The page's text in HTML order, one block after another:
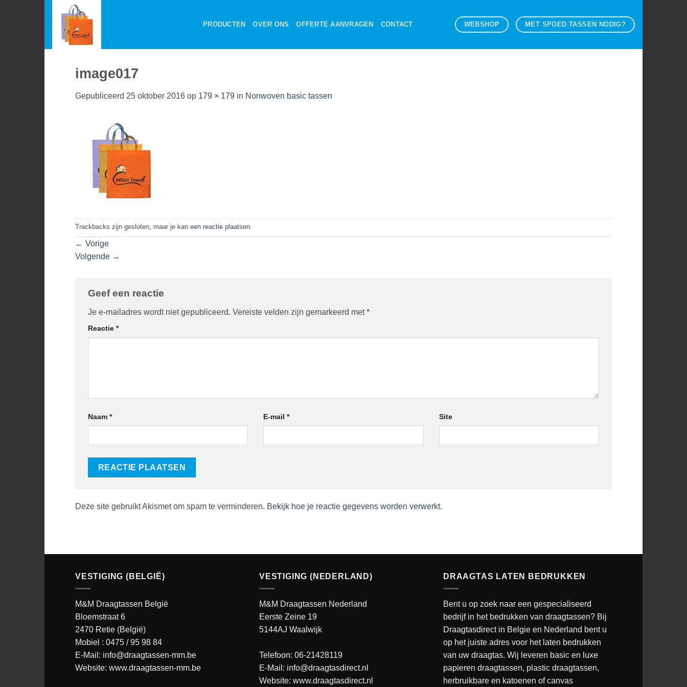
inhoud
PRODUCTEN OVER ONS OFFERTE AANVRAGEN CONTACT WEBSHOP MET SPOED TASSEN NODIG?
image017
Gepubliceerd 25 oktober 2016 op 179 × 179 in Nonwoven basic tassen
Trackbacks zijn gesloten, maar je kan een reactie plaatsen
← Vorige
Volgende →
Geef een reactie
Je e-mailadres wordt niet gepubliceerd. Vereiste velden zijn gemarkeerd met*
Reactie *
Naam * E-mail* Site
Deze site gebruikt Akismet om spam te verminderen. Bekijk hoe je reactie gegevens worden verwerkt.
VESTIGING (BELGIË)
M&M Draagtassen België
Bloemstraat 6
2470 Retie (België)
Mobiel : 0475 / 95 98 84
E-Mail: info@draagtassen-mm.be
Website: www.draagtassen-mm.be
VESTIGING (NEDERLAND)
M&M Draagtassen Nederland
Eerste Zeine 19
5144AJ Waalwijk
Telefoon: 06-21428119
E-Mail: info@draagtasdirect.nl
Website: www.draagtasdirect.nl
DRAAGTAS LATEN BEDRUKKEN
Bent u op zoek naar een gespecialiseerd
bedrijf in het bedrukken van draagtassen? Bij
Draagtasdirect in Belgie en Nederland bent u
op het juiste adres voor het laten bedrukken
van uw draagtas. Wij leveren basic en luxe
papieren draagtassen, plastic draagtassen,
herbruikbare en katoenen of canvas